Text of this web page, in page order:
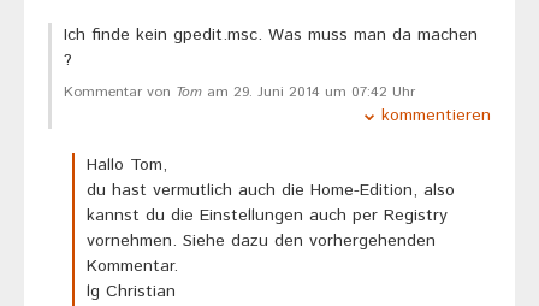
Ich finde kein gpedit.msc. Was muss man da machen
?
Kommentar von Tom am 29. Juni 2014 um 07:42 Uhr
kommentieren
Hallo Tom,
du hast vermutlich auch die Home-Edition, also
kannst du die Einstellungen auch per Registry
vornehmen. Siehe dazu den vorhergehenden
Kommentar.
lg Christian